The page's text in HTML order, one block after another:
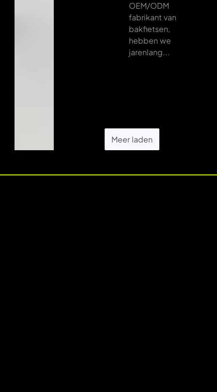
OEM/ODM
fabrikant van
bakfietsen,
hebben we
jarenlang...
Meer laden